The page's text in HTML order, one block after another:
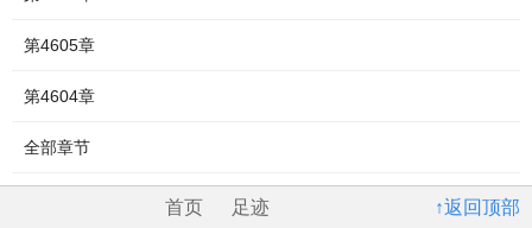
第4605章
第4604章
全部章节
↑返回顶部
首页 足迹